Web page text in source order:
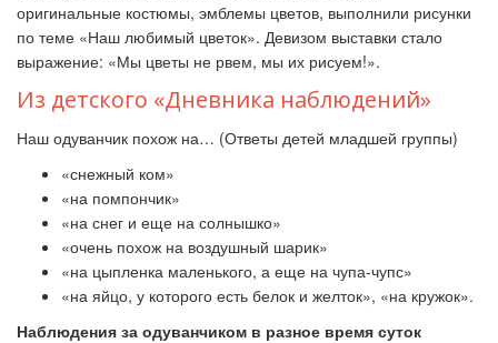
оригинальные костюмы, эмблемы цветов, выполнили рисунки
по теме «Наш любимый цветок». Девизом выставки стало
выражение: «Мы цветы не рвем, мы их рисуем!».
Из детского «Дневника наблюдений»
Наш одуванчик похож на… (Ответы детей младшей группы)
«снежный ком»
«на помпончик»
«на снег и еще на солнышко»
«очень похож на воздушный шарик»
«на цыпленка маленького, а еще на чупа-чупс»
«на яйцо, у которого есть белок и желток», «на кружок».
Наблюдения за одуванчиком в разное время суток